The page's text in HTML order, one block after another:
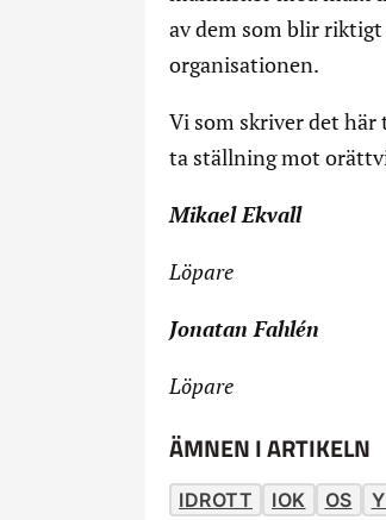
av dem som blir
organisationen.
Vi som skriver det
ta ställning mot
Mikael Ekvall
Löpare
Jonatan Fahlén
Löpare
ÄMNEN I ARTIKELN
IDROTT IOK OS